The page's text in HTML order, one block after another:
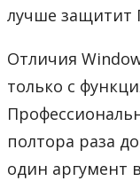
лучше защитит
Отличия
только с
полтора раза
один аргумент